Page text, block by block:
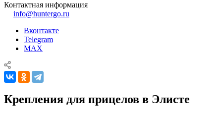
Контактная информация
info@huntergo.ru
Вконтакте
Telegram
MAX
Крепления для прицелов в Элисте